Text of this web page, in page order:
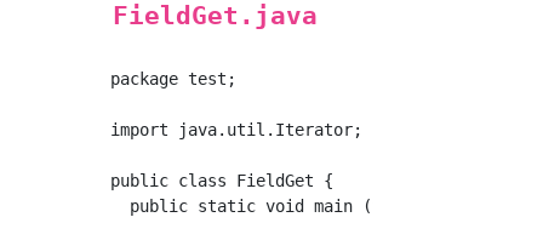
FieldGet.java
package test;
import java.util.Iterator;
public class FieldGet {
  public static void main (String args[]){